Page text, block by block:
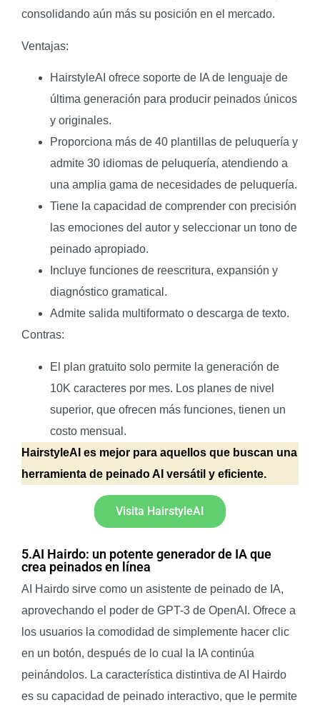
consolidando aún más su posición en el mercado.
Ventajas:
HairstyleAI ofrece soporte de IA de lenguaje de
última generación para producir peinados únicos
y originales.
Proporciona más de 40 plantillas de peluquería y
admite 30 idiomas de peluquería, atendiendo a
una amplia gama de necesidades de peluquería.
Tiene la capacidad de comprender con precisión
las emociones del autor y seleccionar un tono de
peinado apropiado.
Incluye funciones de reescritura, expansión y
diagnóstico gramatical.
Admite salida multiformato o descarga de texto.
Contras:
El plan gratuito solo permite la generación de
10K caracteres por mes. Los planes de nivel
superior, que ofrecen más funciones, tienen un
costo mensual.
HairstyleAI es mejor para aquellos que buscan una
herramienta de peinado AI versátil y eficiente.
Visita HairstyleAI
5.AI Hairdo: un potente generador de IA que
crea peinados en línea
AI Hairdo sirve como un asistente de peinado de IA,
aprovechando el poder de GPT-3 de OpenAI. Ofrece a
los usuarios la comodidad de simplemente hacer clic
en un botón, después de lo cual la IA continúa
peinándolos. La característica distintiva de AI Hairdo
es su capacidad de peinado interactivo, que le permite